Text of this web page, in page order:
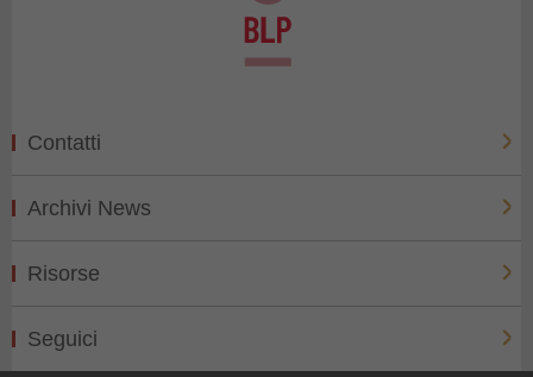
Contatti
Archivi News
Risorse
Seguici